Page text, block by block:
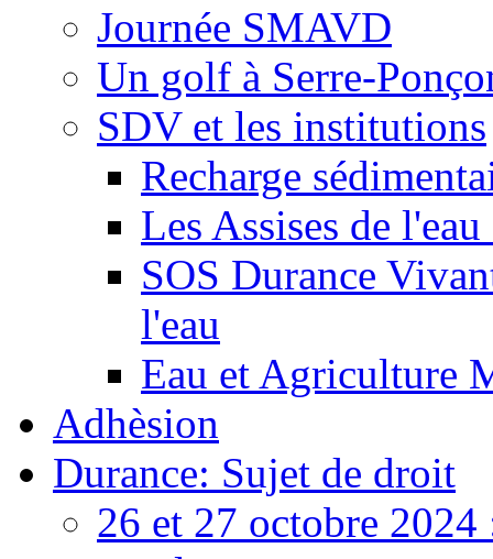
Journée SMAVD
Un golf à Serre-
SDV et les institutions
Recharge
Les Assises de
SOS Durance
l'eau
Eau et Agriculture
Adhèsion
Durance: Sujet de droit
26 et 27 octobre 2024